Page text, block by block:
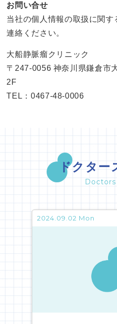
お問い合せ
当社の個人情報の取扱に関
連絡ください。
大船静脈瘤クリニック
〒247-0056 神奈川県鎌倉市
2F
TEL： 0467-48-0006
ドクター
2024.09.02 Mon